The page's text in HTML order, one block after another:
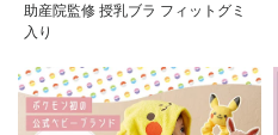
助産院監修 授乳ブラ フィットグミ
入り